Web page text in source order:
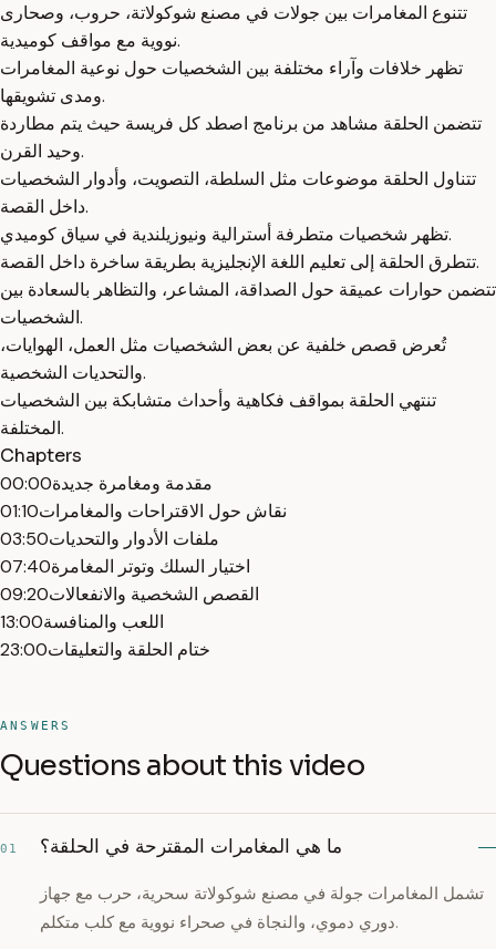
تتنوع المغامرات بين جولات في مصنع شوكولاتة، حروب، وصحارى
نووية مع مواقف كوميدية.
تظهر خلافات وآراء مختلفة بين الشخصيات حول نوعية المغامرات
ومدى تشويقها.
تتضمن الحلقة مشاهد من برنامج اصطد كل فريسة حيث يتم مطاردة
وحيد القرن.
تتناول الحلقة موضوعات مثل السلطة، التصويت، وأدوار الشخصيات
داخل القصة.
تظهر شخصيات متطرفة أسترالية ونيوزيلندية في سياق كوميدي.
تتطرق الحلقة إلى تعليم اللغة الإنجليزية بطريقة ساخرة داخل القصة.
تتضمن حوارات عميقة حول الصداقة، المشاعر، والتظاهر بالسعادة بين
الشخصيات.
تُعرض قصص خلفية عن بعض الشخصيات مثل العمل، الهوايات،
والتحديات الشخصية.
تنتهي الحلقة بمواقف فكاهية وأحداث متشابكة بين الشخصيات
المختلفة.
Chapters
00:00مقدمة ومغامرة جديدة
01:10نقاش حول الاقتراحات والمغامرات
03:50ملفات الأدوار والتحديات
07:40اختيار السلك وتوتر المغامرة
09:20القصص الشخصية والانفعالات
13:00اللعب والمنافسة
23:00ختام الحلقة والتعليقات
ANSWERS
Questions about this video
01 ما هي المغامرات المقترحة في الحلقة؟
تشمل المغامرات جولة في مصنع شوكولاتة سحرية، حرب مع جهاز
دوري دموي، والنجاة في صحراء نووية مع كلب متكلم.